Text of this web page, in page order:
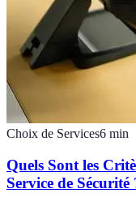
Choix de Services6 min
Quels Sont les
Service de Sécurité